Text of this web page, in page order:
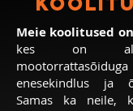
Meie koolitused
kes on
enesekindlus ja
Samas ka neile,